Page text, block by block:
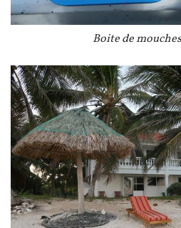
Boite de
Image